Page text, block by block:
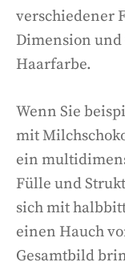
verschiedener
Dimension
Haarfarbe.
Wenn Sie
mit
ein
Fülle und
sich mit
einen Hauch
Gesamtbild